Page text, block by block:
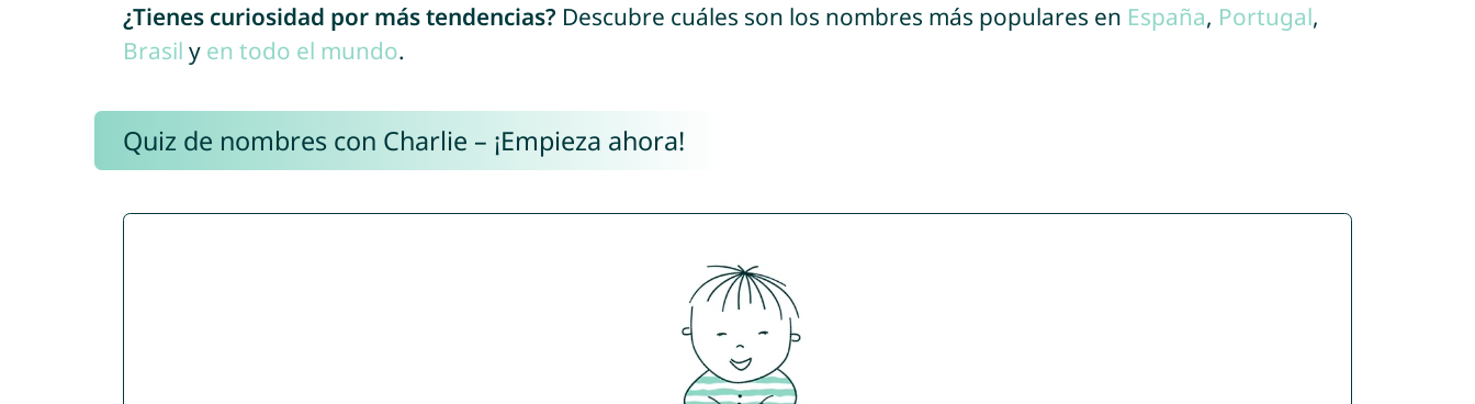
¿Tienes curiosidad por más tendencias? Descubre cuáles son los nombres más populares en España, Portugal,
Brasil y en todo el mundo.
Quiz de nombres con Charlie – ¡Empieza ahora!